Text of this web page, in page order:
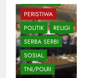
PERISTIWA
POLITIK
RELIGI
SERBA SERBI
SOSIAL
TNI/POLRI